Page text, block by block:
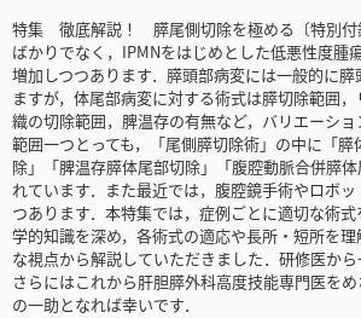
特集 徹底解説！ 膵尾側切除を極める〔特別付
ばかりでなく，IPMNをはじめとした低悪性度腫
増加しつつあります．膵頭部病変には一般的に
ますが，体尾部病変に対する術式は膵切除範囲
織の切除範囲，脾温存の有無など，バリエーシ
範囲一つとっても，「尾側膵切除術」の中に「
除」「脾温存膵体尾部切除」「腹腔動脈合併膵
れています．また最近では，腹腔鏡手術やロボ
つあります．本特集では，症例ごとに適切な術
学的知識を深め，各術式の適応や長所・短所を
な視点から解説していただきました．研修医から
さらにはこれから肝胆膵外科高度技能専門医を
の一助となれば幸いです．